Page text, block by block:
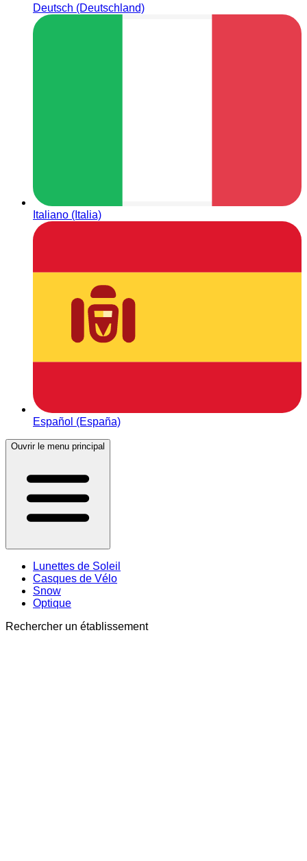
Deutsch (Deutschland)
Italiano (Italia)
Español (España)
Ouvrir le menu principal
Lunettes de Soleil
Casques de Vélo
Snow
Optique
Rechercher un établissement